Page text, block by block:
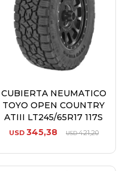
CUBIERTA NEUMATICO
TOYO OPEN COUNTRY
ATIII LT245/65R17 117S
USD 345,38 USD421,20